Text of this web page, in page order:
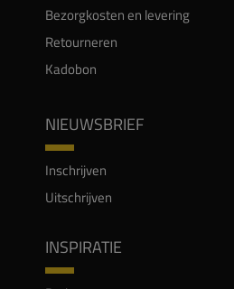
Bezorgkosten en levering
Retourneren
Kadobon
NIEUWSBRIEF
Inschrijven
Uitschrijven
INSPIRATIE